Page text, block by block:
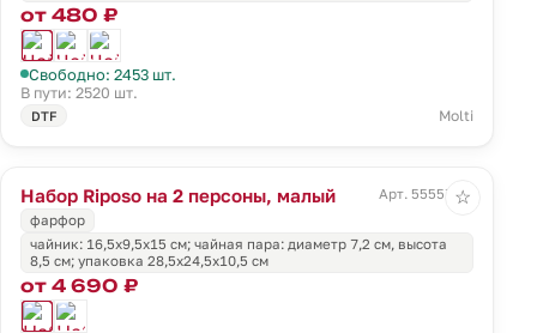
от 480 ₽
Свободно: 2453 шт.
В пути: 2520 шт.
DTF Molti
Набор Riposo на 2 персоны, малый
Арт. 55557.02
фарфор
чайник: 16,5х9,5х15 см; чайная пара: диаметр 7,2 см, высота
8,5 см; упаковка 28,5x24,5x10,5 см
от 4 690 ₽
☆